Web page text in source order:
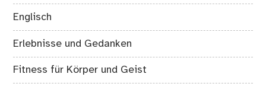
Englisch
Erlebnisse und Gedanken
Fitness für Körper und Geist